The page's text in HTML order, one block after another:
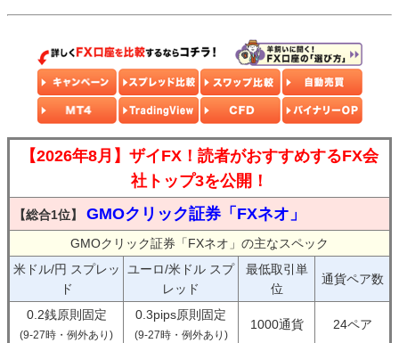
【2026年8月】ザイFX！読者がおすすめするFX会
社トップ3を公開！
【総合1位】 GMOクリック証券「FXネオ」
GMOクリック証券「FXネオ」の主なスペック
米ドル/円 スプレッ
ド
ユーロ/米ドル スプ
レッド
最低取引単
位
通貨ペア数
0.2銭原則固定
(9-27時・例外あり)
0.3pips原則固定
(9-27時・例外あり)
1000通貨 24ペア